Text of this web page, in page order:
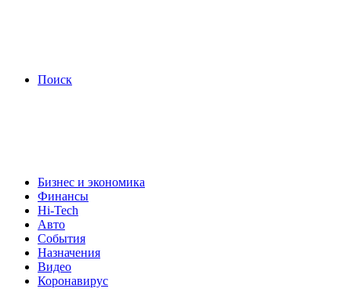
Поиск
Бизнес и экономика
Финансы
Hi-Tech
Авто
События
Назначения
Видео
Коронавирус